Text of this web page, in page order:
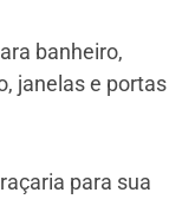
banheiro,
janelas e portas
para sua